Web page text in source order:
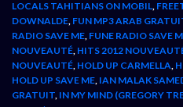
LOCALS TAHITIANS ON MOBIL,
DOWNALDE, FUN MP3 ARAB
RADIO SAVE ME, FUNE RADIO SAVE
NOUVEAUTÉ, HITS 2012
NOUVEAUTÉ, HOLD UP CARMELLA,
HOLD UP SAVE ME, IAN MALAK
GRATUIT, IN MY MIND (GREGORY